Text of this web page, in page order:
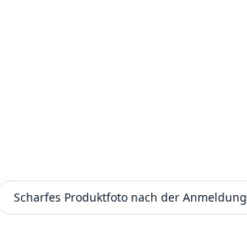
Scharfes Produktfoto nach der Anmeldung